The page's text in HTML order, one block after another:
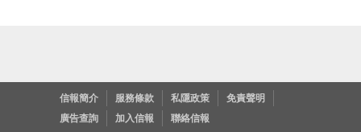
信報簡介 服務條款 私隱政策
免責聲明
廣告查詢
加入信報 聯絡信報